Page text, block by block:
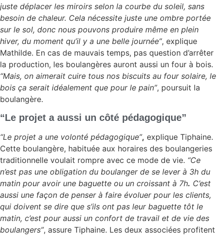
juste déplacer les miroirs selon la courbe du soleil, sans
besoin de chaleur. Cela nécessite juste une ombre portée
sur le sol, donc nous pouvons produire même en plein
hiver, du moment qu’il y a une belle journée”, explique
Mathilde. En cas de mauvais temps, pas question d’arrêter
la production, les boulangères auront aussi un four à bois.
“Mais, on aimerait cuire tous nos biscuits au four solaire, le
bois ça serait idéalement que pour le pain”, poursuit la
boulangère.
“Le projet a aussi un côté pédagogique”
“Le projet a une volonté pédagogique”, explique Tiphaine.
Cette boulangère, habituée aux horaires des boulangeries
traditionnelle voulait rompre avec ce mode de vie. “Ce
n’est pas une obligation du boulanger de se lever à 3h du
matin pour avoir une baguette ou un croissant à 7h. C’est
aussi une façon de penser à faire évoluer pour les clients,
qui doivent se dire que s’ils ont pas leur baguette tôt le
matin, c’est pour aussi un confort de travail et de vie des
boulangers”, assure Tiphaine. Les deux associées profitent